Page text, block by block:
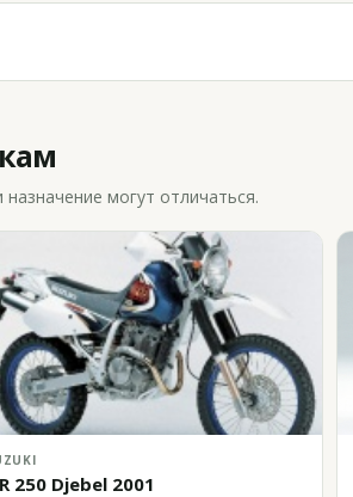
могут отличаться.
250 Djebel 2001